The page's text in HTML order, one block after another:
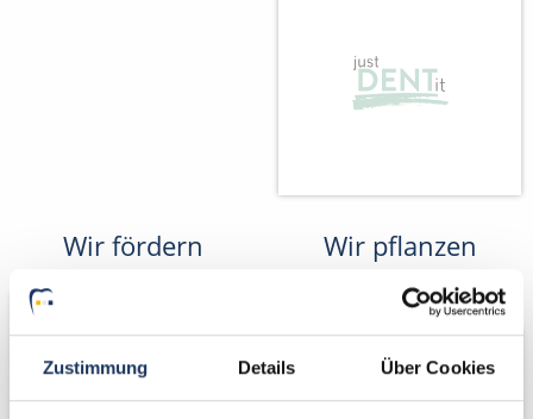
Zustimmung Details Über Cookies
Wir fördern
Wir pflanzen
Bäume